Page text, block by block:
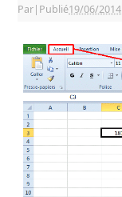
Par| Publié19/06/2014